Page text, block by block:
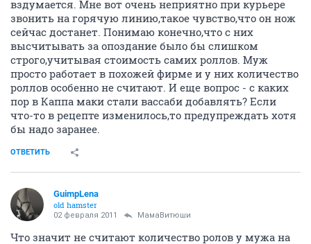
вздумается. Мне вот очень неприятно при курьере
звонить на горячую линию,такое чувство,что он нож
сейчас достанет. Понимаю конечно,что с них
высчитывать за опоздание было бы слишком
строго,учитывая стоимость самих роллов. Муж
просто работает в похожей фирме и у них количество
роллов особенно не считают. И еще вопрос - с каких
пор в Каппа маки стали вассаби добавлять? Если
что-то в рецепте изменилось,то предупреждать хотя
бы надо заранее.
ОТВЕТИТЬ
GuimpLеna
old hamster
02 февраля 2011 МамаВитюши
Что значит не считают количество ролов у мужа на